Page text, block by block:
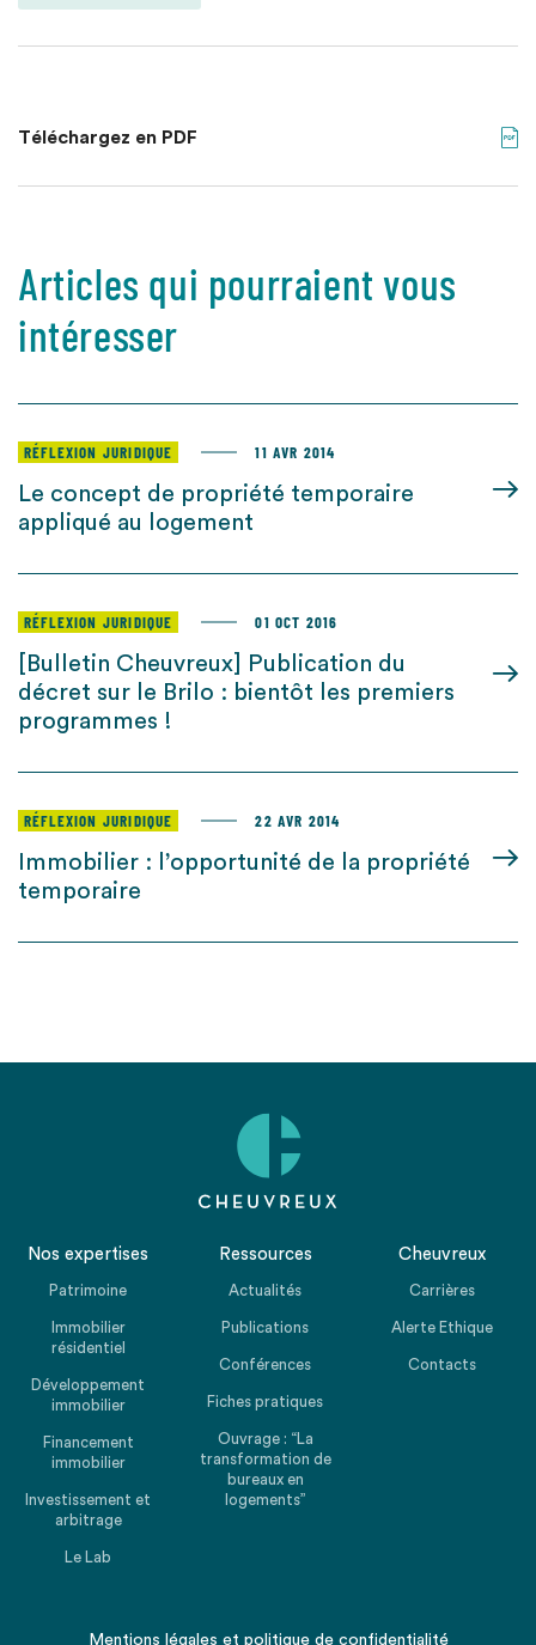
Téléchargez en PDF
Articles qui pourraient vous
intéresser
RÉFLEXION JURIDIQUE 11 AVR 2014
Le concept de propriété temporaire
appliqué au logement
RÉFLEXION JURIDIQUE 01 OCT 2016
[Bulletin Cheuvreux] Publication du
décret sur le Brilo : bientôt les premiers
programmes !
RÉFLEXION JURIDIQUE 22 AVR 2014
Immobilier : l’opportunité de la propriété
temporaire
Nos expertises
Patrimoine
Immobilier
résidentiel
Développement
immobilier
Financement
immobilier
Investissement et
arbitrage
Le Lab
Ressources
Actualités
Publications
Conférences
Fiches pratiques
Ouvrage : “La
transformation de
bureaux en
logements”
Cheuvreux
Carrières
Alerte Ethique
Contacts
Mentions légales et politique de confidentialité